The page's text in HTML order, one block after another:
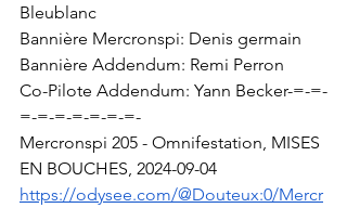
Bleublanc
Bannière Mercronspi: Denis germain
Bannière Addendum: Remi Perron
Co-Pilote Addendum: Yann Becker-=-=-
=-=-=-=-=-=-=-
Mercronspi 205 - Omnifestation, MISES
EN BOUCHES, 2024-09-04
https://odysee.com/@Douteux:0/Mercr